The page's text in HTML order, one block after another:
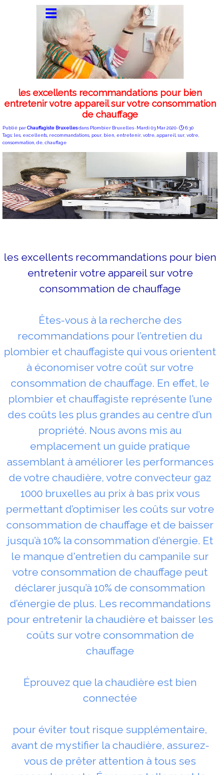
les excellents recommandations pour bien
entretenir votre appareil sur votre consommation
de chauffage
Publié parChauffagiste Bruxellesdans Plombier Bruxelles· Mardi 03 Mar 2020 ·
6:30
Tags: les excellents recommandations pour bien entretenir votre appareil sur votre
consommation de chauffage
les excellents recommandations pour bien
entretenir votre appareil sur votre
consommation de chauffage
Êtes-vous à la recherche des
recommandations pour l’entretien du
plombier et chauffagiste qui vous orientent
à économiser votre coût sur votre
consommation de chauffage. En effet, le
plombier et chauffagiste représente l’une
des coûts les plus grandes au centre d’un
propriété. Nous avons mis au
emplacement un guide pratique
assemblant à améliorer les performances
de votre chaudière, votre convecteur gaz
1000 bruxelles au prix à bas prix vous
permettant d’optimiser les coûts sur votre
consommation de chauffage et de baisser
jusqu’à 10% la consommation d’énergie. Et
le manque d'entretien du campanile sur
votre consommation de chauffage peut
déclarer jusqu’à 10% de consommation
d’énergie de plus. Les recommandations
pour entretenir la chaudière et baisser les
coûts sur votre consommation de
chauffage
Éprouvez que la chaudière est bien
connectée
pour éviter tout risque supplémentaire,
avant de mystifier la chaudière, assurez-
vous de prêter attention à tous ses